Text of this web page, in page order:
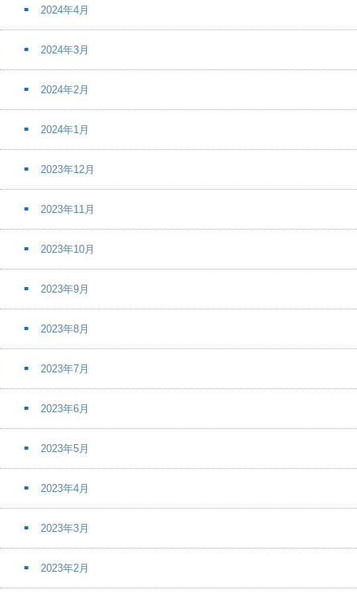
2024年4月
2024年3月
2024年2月
2024年1月
2023年12月
2023年11月
2023年10月
2023年9月
2023年8月
2023年7月
2023年6月
2023年5月
2023年4月
2023年3月
2023年2月